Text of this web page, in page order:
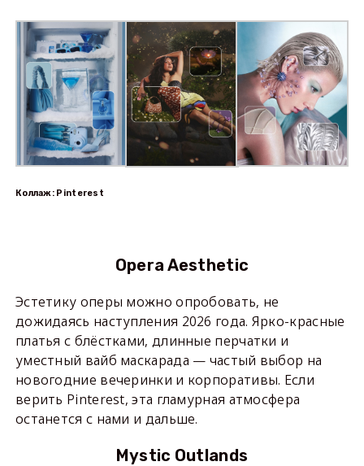
Коллаж: Pinterest
Opera Aesthetic
Эстетику оперы можно опробовать, не
дожидаясь наступления 2026 года. Ярко-красные
платья с блёстками, длинные перчатки и
уместный вайб маскарада — частый выбор на
новогодние вечеринки и корпоративы. Если
верить Pinterest, эта гламурная атмосфера
останется с нами и дальше.
Mystic Outlands